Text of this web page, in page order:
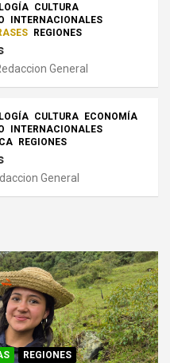
CULTURA
INTERNACIONALES
REGIONES
General
CULTURA ECONOMÍA
INTERNACIONALES
REGIONES
General
REGIONES